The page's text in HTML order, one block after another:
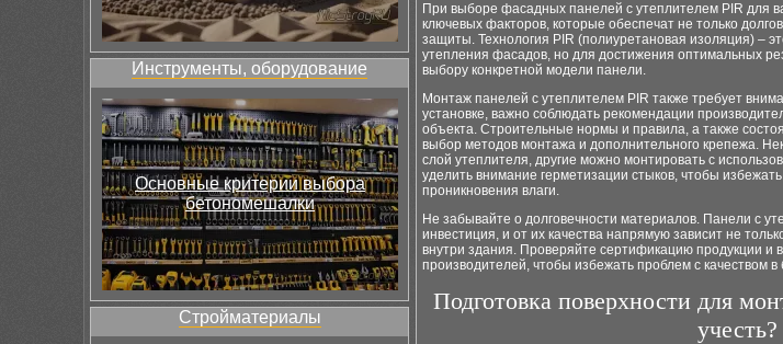
Инструменты, оборудование
Основные критерии выбора
бетономешалки
Стройматериалы
При выборе фасадных панелей с утеплителем PIR для
ключевых факторов, которые обеспечат не только
защиты. Технология PIR (полиуретановая изоляция) –
утепления фасадов, но для достижения оптимальных
выбору конкретной модели панели.
Монтаж панелей с утеплителем PIR также требует
установке, важно соблюдать рекомендации
объекта. Строительные нормы и правила, а также
выбор методов монтажа и дополнительного крепежа.
слой утеплителя, другие можно монтировать с
уделить внимание герметизации стыков, чтобы
проникновения влаги.
Не забывайте о долговечности материалов. Панели с
инвестиция, и от их качества напрямую зависит не
внутри здания. Проверяйте сертификацию продукции и
производителей, чтобы избежать проблем с качеством
Подготовка поверхности для
учесть?